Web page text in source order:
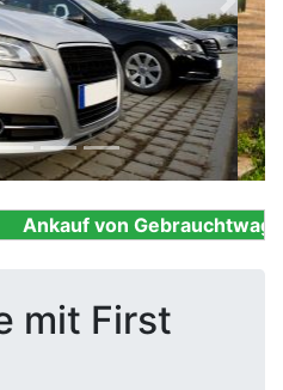
Next
Ankauf von
mit First